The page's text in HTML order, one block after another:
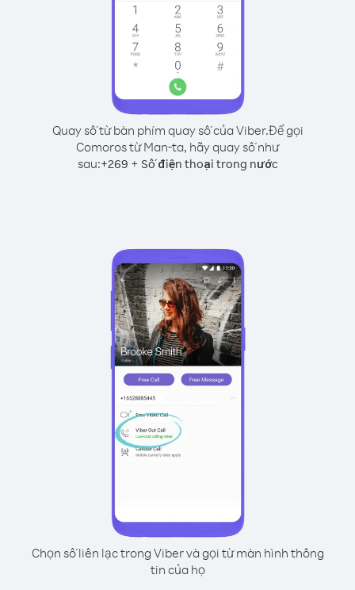
Quay số từ bàn phím quay số của Viber.Để gọi
Comoros từ Man-ta, hãy quay số như
sau:+269 + Số điện thoại trong nước
Chọn số liên lạc trong Viber và gọi từ màn hình thông
tin của họ